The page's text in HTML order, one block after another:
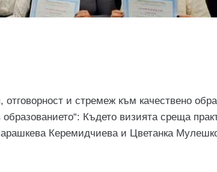
и стремеж към качествено
Където визията среща
Керемидчиева и Цветанка